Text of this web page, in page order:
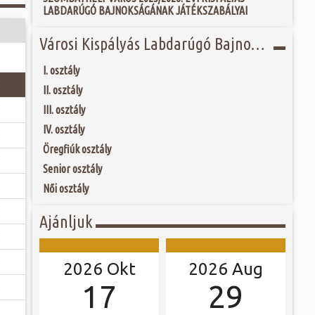
gödrök helyén
2 évvel később
a gondozásnak,
sétányon
egyben
a
játékkal és
a lépést a
LABDARÚGÓ BAJNOKSÁGÁNAK JÁTÉKSZABÁLYAI
Városi Kispályás Labdarúgó Bajnokság 2022-23
I. osztály
II. osztály
III. osztály
IV. osztály
Öregfiúk osztály
Senior osztály
Női osztály
Ajánljuk
2026 Okt
17
2026 Aug
29